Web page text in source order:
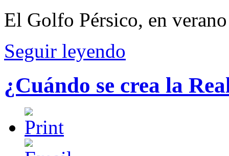
El Golfo Pérsico, en
Seguir leyendo
¿Cuándo se crea la